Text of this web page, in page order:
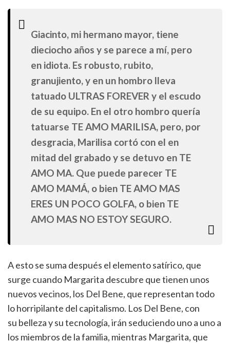
Giacinto, mi hermano mayor, tiene
dieciocho años y se parece a mí, pero
en idiota. Es robusto, rubito,
granujiento, y en un hombro lleva
tatuado ULTRAS FOREVER y el escudo
de su equipo. En el otro hombro quería
tatuarse TE AMO MARILISA, pero, por
desgracia, Marilisa cortó con el en
mitad del grabado y se detuvo en TE
AMO MA. Que puede parecer TE
AMO MAMÁ, o bien TE AMO MAS
ERES UN POCO GOLFA, o bien TE
AMO MAS NO ESTOY SEGURO.
A esto se suma después el elemento satírico, que
surge cuando Margarita descubre que tienen unos
nuevos vecinos, los Del Bene, que representan todo
lo horripilante del capitalismo. Los Del Bene, con
su belleza y su tecnología, irán seduciendo uno a uno a
los miembros de la familia, mientras Margarita, que